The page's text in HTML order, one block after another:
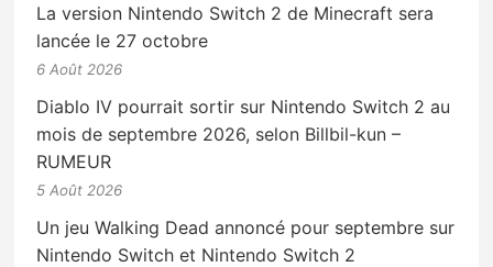
La version Nintendo Switch 2 de Minecraft sera
lancée le 27 octobre
6 Août 2026
Diablo IV pourrait sortir sur Nintendo Switch 2 au
mois de septembre 2026, selon Billbil-kun –
RUMEUR
5 Août 2026
Un jeu Walking Dead annoncé pour septembre sur
Nintendo Switch et Nintendo Switch 2